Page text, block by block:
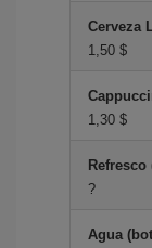
Cerveza
1,50 $
1,30 $
?
Agua